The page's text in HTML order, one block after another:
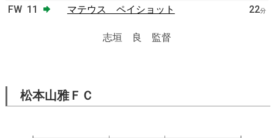
FW 11 マテウス ペイショット 22分
志垣 良 監督
松本山雅ＦＣ